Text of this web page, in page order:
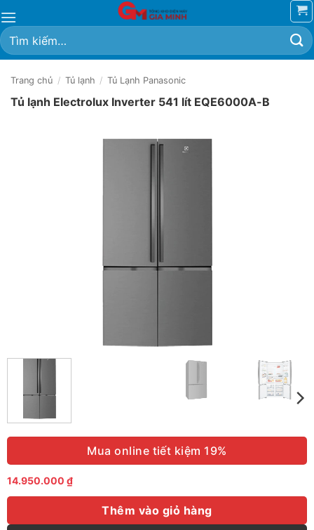
qua
nội
dung
Tìm
kiếm:
Trang chủ / Tủ lạnh / Tủ Lạnh Panasonic
Tủ lạnh Electrolux Inverter 541 lít EQE6000A-B
Mua online tiết kiệm 19%
14.950.000 ₫
Thêm vào giỏ hàng